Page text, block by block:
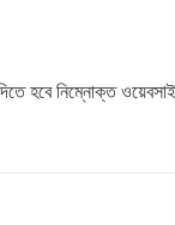
হবে নিম্নোক্ত